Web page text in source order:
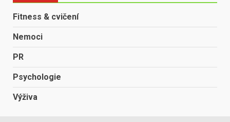
Fitness & cvičení
Nemoci
PR
Psychologie
Výživa